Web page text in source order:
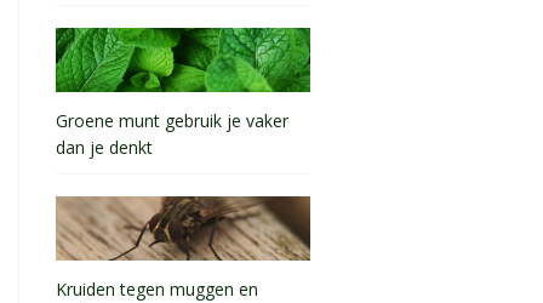
Groene munt gebruik je vaker
dan je denkt
Kruiden tegen muggen en